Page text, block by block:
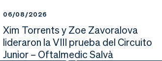
06/08/2026
Xim Torrents y Zoe Zavoralova
lideraron la VIII prueba del Circuito
Junior – Oftalmedic Salvà